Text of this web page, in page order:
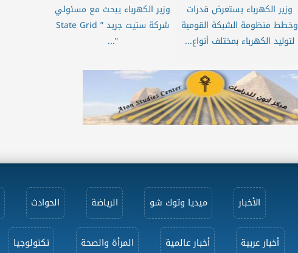
وزير الكهرباء يستعرض قدرات
وخطط منظومة الشبكة القومية
لتوليد الكهرباء بمختلف أنواع...
وزير الكهرباء يبحث مع مسئولي
شركة ستيت جريد ‏” State Grid
”...
الأخبار ميديا وتوك شو الرياضة الحوادث
أخبار عربية أخبار عالمية المرأة والصحة تكنولوجيا